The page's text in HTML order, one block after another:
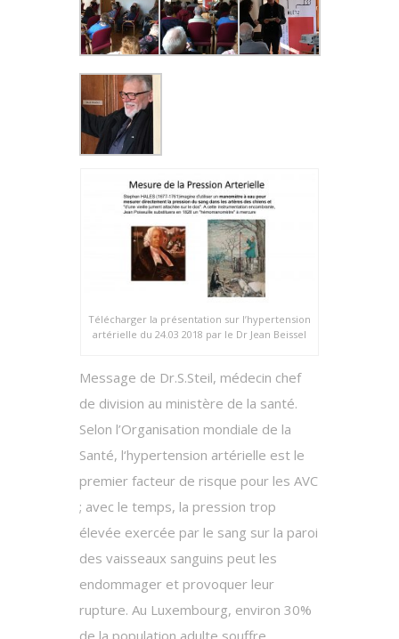
Télécharger la présentation sur l’hypertension
artérielle du 24.03 2018 par le Dr Jean Beissel
Message de Dr.S.Steil, médecin chef
de division au ministère de la santé.
Selon l’Organisation mondiale de la
Santé, l‘hypertension artérielle est le
premier facteur de risque pour les AVC
; avec le temps, la pression trop
élevée exercée par le sang sur la paroi
des vaisseaux sanguins peut les
endommager et provoquer leur
rupture. Au Luxembourg, environ 30%
de la population adulte souffre